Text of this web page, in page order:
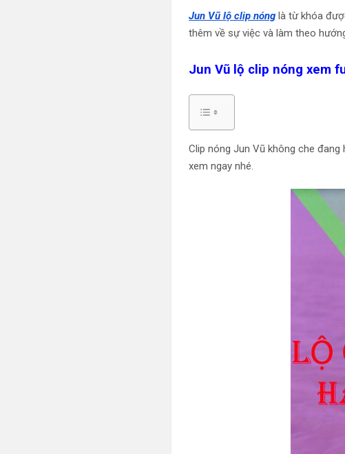
Jun Vũ lộ clip nóng là từ khóa
thêm về sự việc và làm theo
Jun Vũ lộ clip nóng xem
Clip nóng Jun Vũ không che
xem ngay nhé.